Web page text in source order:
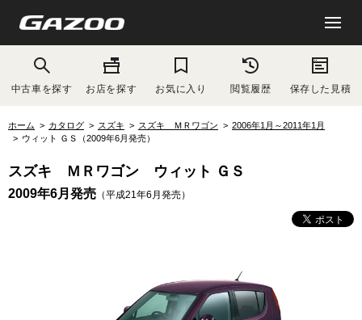
中古車を探す お店を探す お気に入り 閲覧履歴 保存した見積
ホーム カタログ スズキ スズキ ＭＲワゴン
2006年1月～2011年1月
ウィット ＧＳ（2009年6月発売）
スズキ ＭＲワゴン ウィット ＧＳ
2009年6月発売 （平成21年6月発売）